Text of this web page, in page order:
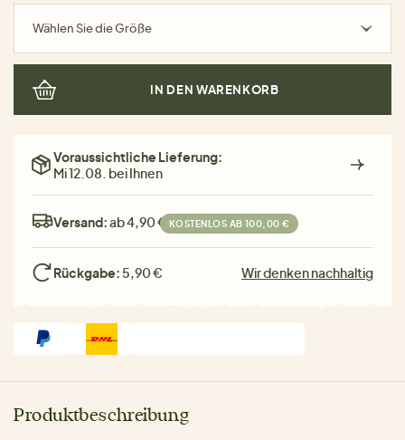
Wählen Sie die Größe
IN DEN WARENKORB
Voraussichtliche Lieferung:
Mi 12.08. bei Ihnen
Versand:ab 4,90 € KOSTENLOS AB 100,00 €
Rückgabe: 5,90 € Wir denken nachhaltig
Produktbeschreibung